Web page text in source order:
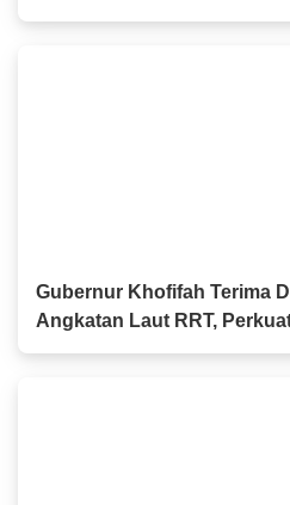
Putih dan Sembako kepada
Gubernur Khofifah Terima
Angkatan Laut RRT,
Kerja Sama Industri